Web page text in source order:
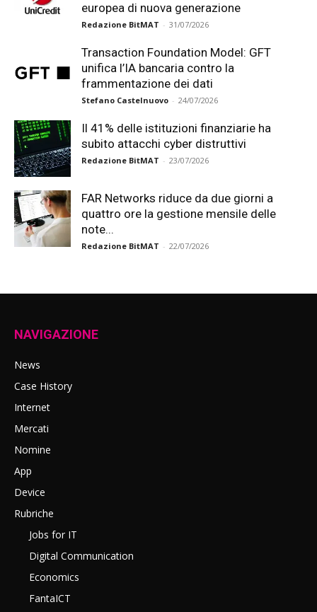
europea di nuova generazione
Redazione BitMAT - 31/07/2026
Transaction Foundation Model: GFT
unifica l’IA bancaria contro la
frammentazione dei dati
Stefano Castelnuovo - 24/07/2026
Il 41% delle istituzioni finanziarie ha
subito attacchi cyber distruttivi
Redazione BitMAT - 23/07/2026
FAR Networks riduce da due giorni a
quattro ore la gestione mensile delle
note...
Redazione BitMAT - 22/07/2026
NAVIGAZIONE
News
Case History
Internet
Mercati
Nomine
App
Device
Rubriche
Jobs for IT
Digital Communication
Economics
FantaICT